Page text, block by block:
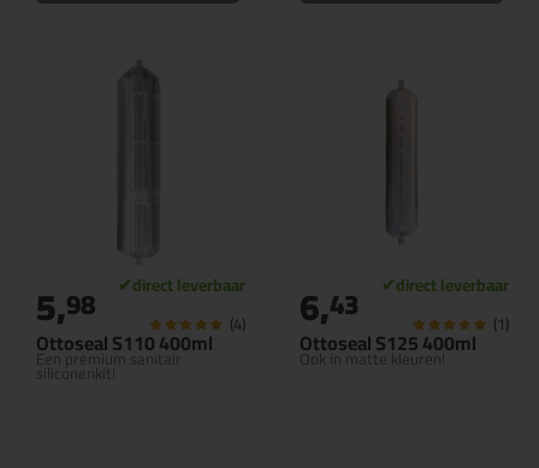
Ottoseal S110 400ml
Een premium sanitair
siliconenkit!
5,98 (4)
Ottoseal S125 400ml
Ook in matte kleuren!
6,43 (1)